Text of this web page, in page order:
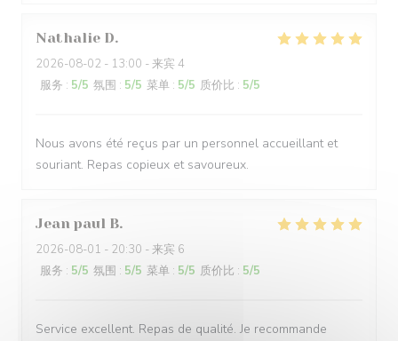
Nathalie D
2026-08-02 - 13:00 - 来宾 4
服务 : 5/5 氛围 : 5/5 菜单 : 5/5 质价比 : 5/5
Nous avons été reçus par un personnel accueillant et
souriant. Repas copieux et savoureux.
Jean paul B
2026-08-01 - 20:30 - 来宾 6
服务 : 5/5 氛围 : 5/5 菜单 : 5/5 质价比 : 5/5
Service excellent. Repas de qualité. Je recommande